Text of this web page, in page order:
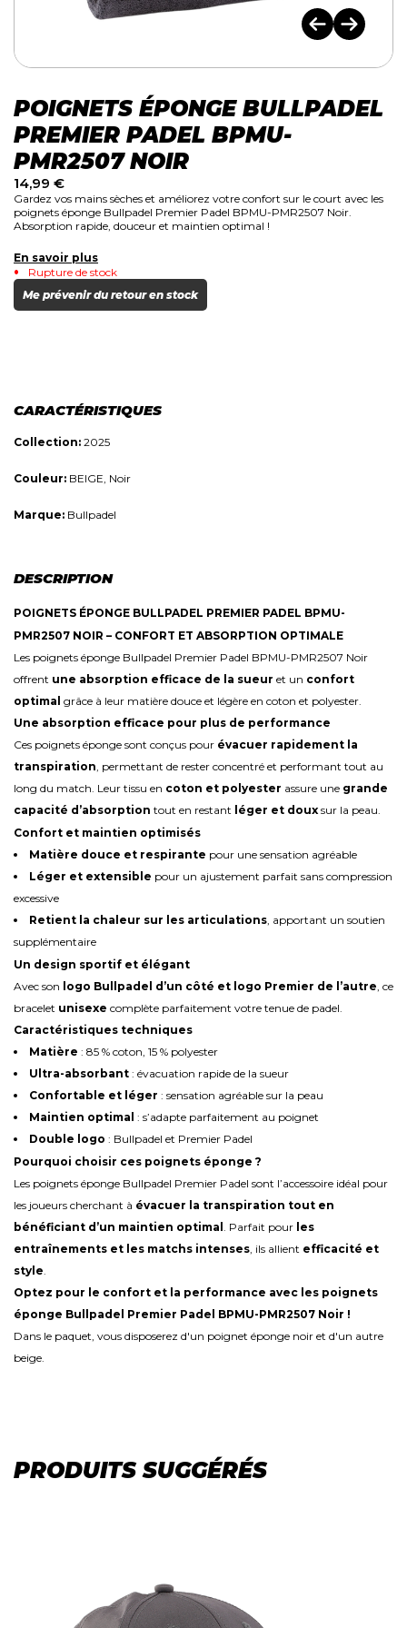
POIGNETS ÉPONGE BULLPADEL
PREMIER PADEL BPMU-
PMR2507 NOIR
14,99 €
Gardez vos mains sèches et améliorez votre confort sur le court avec les
poignets éponge Bullpadel Premier Padel BPMU-PMR2507 Noir.
Absorption rapide, douceur et maintien optimal !
En savoir plus
Rupture de stock
Me prévenir du retour en stock
CARACTÉRISTIQUES
Collection: 2025
Couleur: BEIGE, Noir
Marque: Bullpadel
DESCRIPTION
POIGNETS ÉPONGE BULLPADEL PREMIER PADEL BPMU-
PMR2507 NOIR – CONFORT ET ABSORPTION OPTIMALE
Les poignets éponge Bullpadel Premier Padel BPMU-PMR2507 Noir
offrent une absorption efficace de la sueur et un confort
optimal grâce à leur matière douce et légère en coton et polyester.
Une absorption efficace pour plus de performance
Ces poignets éponge sont conçus pour évacuer rapidement la
transpiration, permettant de rester concentré et performant tout au
long du match. Leur tissu en coton et polyester assure une grande
capacité d’absorption tout en restant léger et douxsur la peau.
Confort et maintien optimisés
Matière douce et respirante pour une sensation agréable
Léger et extensible pour un ajustement parfait sans compression
excessive
Retient la chaleur sur les articulations, apportant un soutien
supplémentaire
Un design sportif et élégant
Avec son logo Bullpadel d’un côté et logo Premier de l’autre, ce
bracelet unisexe complète parfaitement votre tenue de padel.
Caractéristiques techniques
Matière : 85 % coton, 15 % polyester
Ultra-absorbant : évacuation rapide de la sueur
Confortable et léger : sensation agréable sur la peau
Maintien optimal : s’adapte parfaitement au poignet
Double logo : Bullpadel et Premier Padel
Pourquoi choisir ces poignets éponge ?
Les poignets éponge Bullpadel Premier Padel sont l’accessoire idéal pour
les joueurs cherchant à évacuer la transpiration tout en
bénéficiant d’un maintien optimal . Parfait pour les
entraînements et les matchs intenses, ils allient efficacité et
style.
Optez pour le confort et la performance avec les poignets
éponge Bullpadel Premier Padel BPMU-PMR2507 Noir !
Dans le paquet, vous disposerez d'un poignet éponge noir et d'un autre
beige.
PRODUITS SUGGÉRÉS